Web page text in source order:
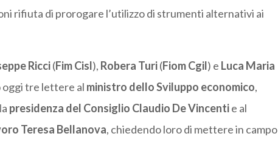
rifiuta di prorogare l’utilizzo di strumenti alternativi ai
Ricci(Fim Cisl), Robera Turi(Fiom Cgil) e Luca Maria
oggi tre lettere al ministro dello Sviluppo economico,
presidenza del Consiglio Claudio De Vincentie al
Teresa Bellanova, chiedendo loro di mettere in campo
A